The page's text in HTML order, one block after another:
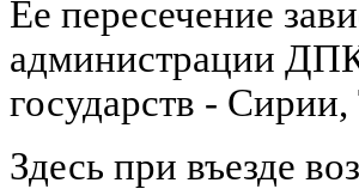
Ее пересечение
администрации
государств -
Здесь при въезде